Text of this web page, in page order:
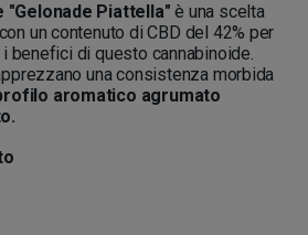
"Gelonade Piattella" è una scelta
un contenuto di CBD del 42% per
benefici di questo cannabinoide.
una consistenza morbida
aromatico agrumato